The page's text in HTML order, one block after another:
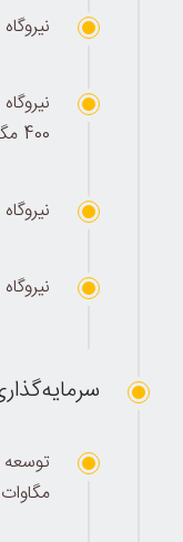
نیروگاه
400 مگاوات
نیروگاه
نیروگاه
مگاوات